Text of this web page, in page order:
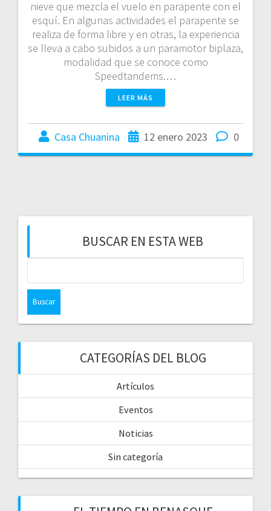
nieve que mezcla el vuelo en parapente con el
esquí. En algunas actividades el parapente se
realiza de forma libre y en otras, la experiencia
se lleva a cabo subidos a un paramotor biplaza,
modalidad que se conoce como
Speedtandems.…
LEER MÁS
Casa Chuanina 12 enero 2023 0
BUSCAR EN ESTA WEB
CATEGORÍAS DEL BLOG
Artículos
Eventos
Noticias
Sin categoría